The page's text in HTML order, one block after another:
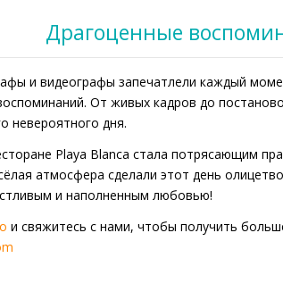
Драгоценные
и видеографы запечатлели каждый
От живых кадров до
невероятного дня.
Playa Blanca стала потрясающим
атмосфера сделали этот день
и наполненным любовью!
и свяжитесь с нами, чтобы получить